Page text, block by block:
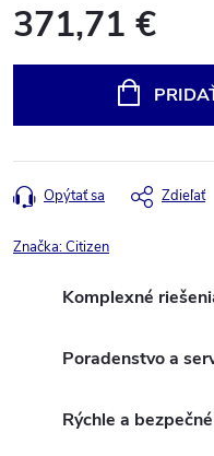
371,71 €
Opýtať sa Zdieľať
Značka:Citizen
Komplexné
Poradenstvo a
Rýchle a